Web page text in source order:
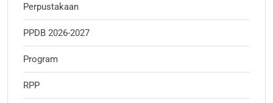
Perpustakaan
PPDB 2026-2027
Program
RPP